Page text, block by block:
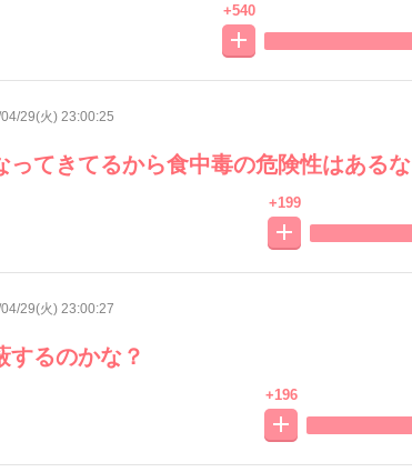
+540
29(火) 23:00:25
ってきてるから食中毒の危険性はあるな
+199
29(火) 23:00:27
するのかな？
+196